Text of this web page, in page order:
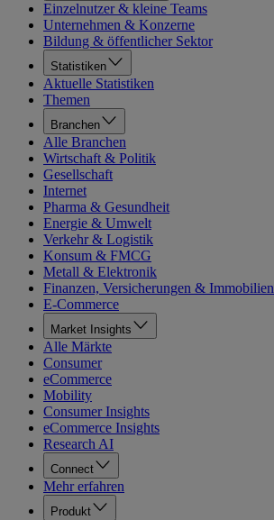
Einzelnutzer & kleine Teams
Unternehmen & Konzerne
Bildung & öffentlicher Sektor
Statistiken
Aktuelle Statistiken
Themen
Branchen
Alle Branchen
Wirtschaft & Politik
Gesellschaft
Internet
Pharma & Gesundheit
Energie & Umwelt
Verkehr & Logistik
Konsum & FMCG
Metall & Elektronik
Finanzen, Versicherungen & Immobilien
E-Commerce
Market Insights
Alle Märkte
Consumer
eCommerce
Mobility
Consumer Insights
eCommerce Insights
Research AI
Connect
Mehr erfahren
Produkt